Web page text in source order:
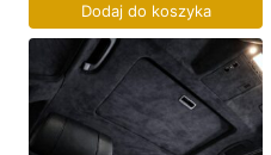
Dodaj do koszyka